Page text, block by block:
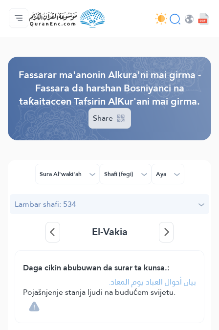
Gida
Jerin ginshikan taken fassarorin
Audio
Ayyukan masu bunkasawa - API
Dangane da wannan aikin
Ka tuntube mu
Harshe
Fassarar ma'anonin Alkura'ni mai girma -
Fassara da harshan Bosniyanci na
taƙaitaccen Tafsirin AlƘur'ani mai girma.
Share
Sura Al'waki'ah Shafi (fegi) Aya
Lambar shafi: 534
El-Vakia
Daga cikin abubuwan da surar ta kunsa.:
بيان أحوال العباد يوم المعاد.
Pojašnjenje stanja ljudi na budućem svijetu.